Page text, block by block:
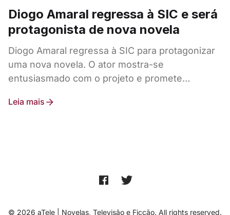
Diogo Amaral regressa à SIC e será
protagonista de nova novela
Diogo Amaral regressa à SIC para protagonizar
uma nova novela. O ator mostra-se
entusiasmado com o projeto e promete
Leia mais
© 2026 aTele | Novelas, Televisão e Ficção. All rights reserved.